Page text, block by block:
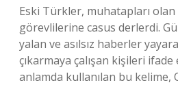
Eski Türkler, muhatapları
görevlilerine casus derlerdi.
yalan ve asılsız haberler
çıkarmaya çalışan kişileri
anlamda kullanılan bu kelime,